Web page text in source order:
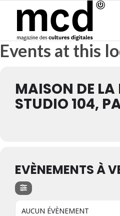
Events at this
MAISON DE
STUDIO 104,
EVÈNEMENTS À
AUCUN ÉVÈNEMENT